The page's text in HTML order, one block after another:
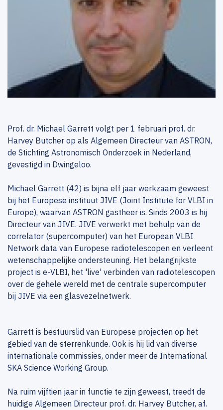
Prof. dr. Michael Garrett volgt per 1 februari prof. dr.
Harvey Butcher op als Algemeen Directeur van ASTRON,
de Stichting Astronomisch Onderzoek in Nederland,
gevestigd in Dwingeloo.
Michael Garrett (42) is bijna elf jaar werkzaam geweest
bij het Europese instituut JIVE (Joint Institute for VLBI in
Europe), waarvan ASTRON gastheer is. Sinds 2003 is hij
Directeur van JIVE. JIVE verwerkt met behulp van de
correlator (supercomputer) van het European VLBI
Network data van Europese radiotelescopen en verleent
wetenschappelijke ondersteuning. Het belangrijkste
project is e-VLBI, het 'live' verbinden van radiotelescopen
over de gehele wereld met de centrale supercomputer
bij JIVE via een glasvezelnetwerk.
Garrett is bestuurslid van Europese projecten op het
gebied van de sterrenkunde. Ook is hij lid van diverse
internationale commissies, onder meer de International
SKA Science Working Group.
Na ruim vijftien jaar in functie te zijn geweest, treedt de
huidige Algemeen Directeur prof. dr. Harvey Butcher, af.